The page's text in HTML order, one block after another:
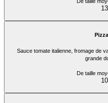
Sauce tomate italienne, fromage de
grande
De taille